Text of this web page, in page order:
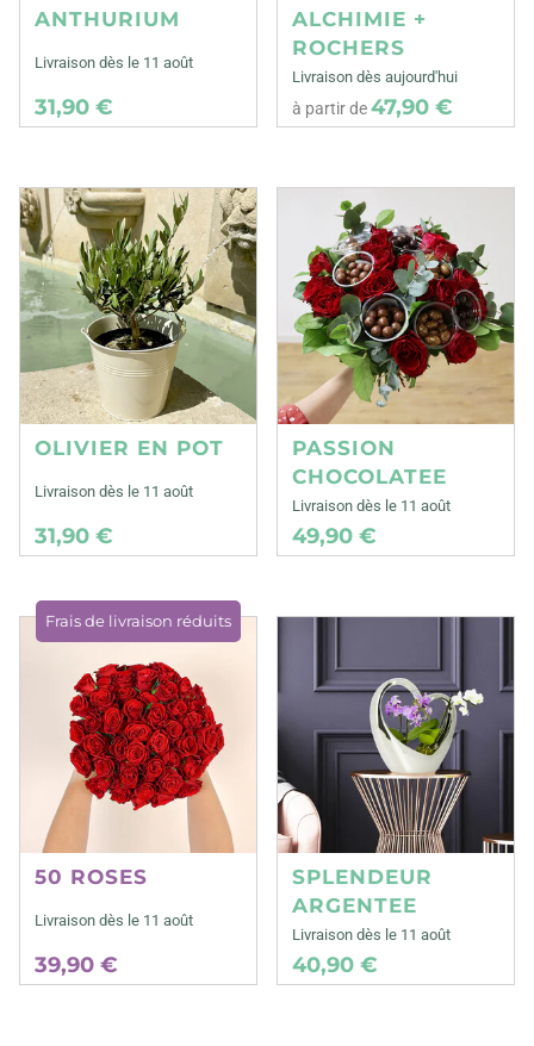
ANTHURIUM
Livraison dès le 11 août
31,90 €
ALCHIMIE +
ROCHERS
Livraison dès aujourd'hui
à partir de47,90 €
OLIVIER EN POT
Livraison dès le 11 août
31,90 €
PASSION
CHOCOLATEE
Livraison dès le 11 août
49,90 €
Frais de livraison réduits
50 ROSES
Livraison dès le 11 août
39,90 €
SPLENDEUR
ARGENTEE
Livraison dès le 11 août
40,90 €